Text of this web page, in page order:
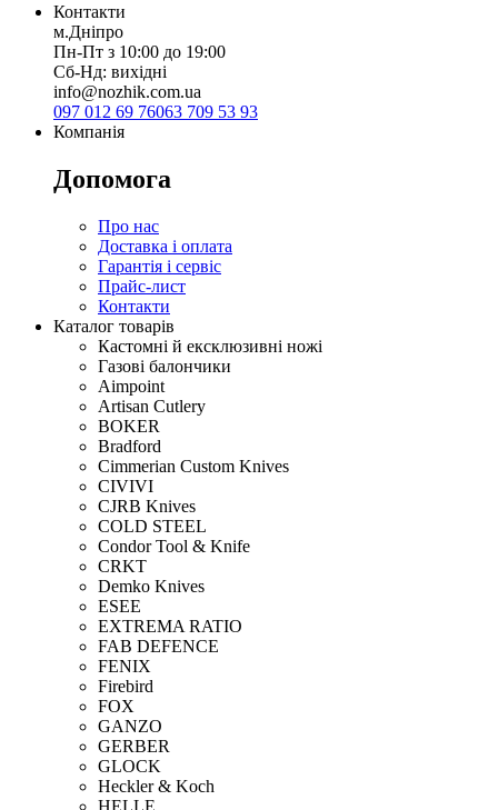
Контакти
м.Дніпро
Пн-Пт з 10:00 до 19:00
Сб-Нд: вихідні
info@nozhik.com.ua
097 012 69 76063 709 53 93
Компанія
Допомога
Про нас
Доставка і оплата
Гарантія і сервіс
Прайс-лист
Контакти
Каталог товарів
Кастомні й ексклюзивні ножі
Газові балончики
Aimpoint
Artisan Cutlery
BOKER
Bradford
Cimmerian Custom Knives
CIVIVI
CJRB Knives
COLD STEEL
Condor Tool & Knife
CRKT
Demko Knives
ESEE
EXTREMA RATIO
FAB DEFENCE
FENIX
Firebird
FOX
GANZO
GERBER
GLOCK
Heckler & Koch
HELLE